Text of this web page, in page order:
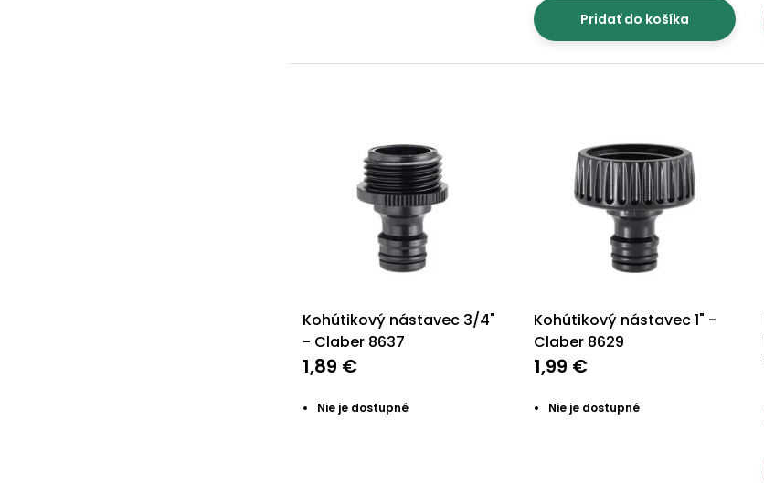
Pridať do košíka
Kohútikový nástavec 3/4"
- Claber 8637
1,89 €
Nie je dostupné
Kohútikový nástavec 1" -
Claber 8629
1,99 €
Nie je dostupné